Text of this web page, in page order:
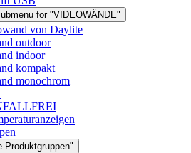
for "VIDEOWÄNDE"
von Daylite
outdoor
indoor
kompakt
monochrom
Produktgruppen"